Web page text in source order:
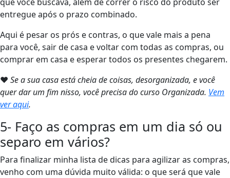
entregue após o prazo combinado.
Aqui é pesar os prós e contras, o que vale mais a pena
para você, sair de casa e voltar com todas as compras, ou
comprar em casa e esperar todos os presentes chegarem.
❤ Se a sua casa está cheia de coisas, desorganizada, e você
quer dar um fim nisso, você precisa do curso Organizada. Vem
ver aqui.
5- Faço as compras em um dia só ou
separo em vários?
Para finalizar minha lista de dicas para agilizar as compras,
venho com uma dúvida muito válida: o que será que vale